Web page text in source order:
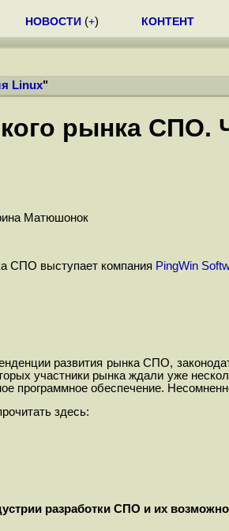
НОВОСТИ (+) КОНТЕНТ
Linux"
рынка СПО.
Матюшонок
СПО выступает компания PingWin
развития рынка СПО,
х участники рынка ждали уже
программное обеспечение.
здесь:
разработки СПО и их